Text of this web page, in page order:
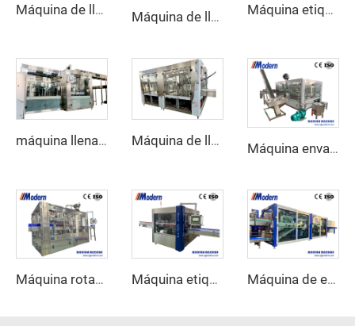
Máquina de llenado de refrescos carbonatados
Máquina de llenado de refrescos en botellas de vidrio Máquina etiquetadora adhesiva automática
máquina llenadora de agua 3 en 1 Máquina de llenado de jugo
Máquina envasadora de cerveza
Máquina rotativa de llenado de aceite de oliva Máquina etiquetadora rotativa de pegamento termofusible Máquina de embalaje retráctil de cartón de media bandeja combinada